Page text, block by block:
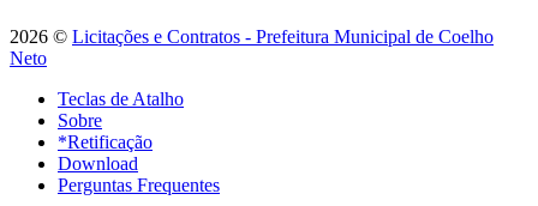
2026 © Licitações e Contratos - Prefeitura Municipal de Coelho
Neto
Teclas de Atalho
Sobre
*Retificação
Download
Perguntas Frequentes